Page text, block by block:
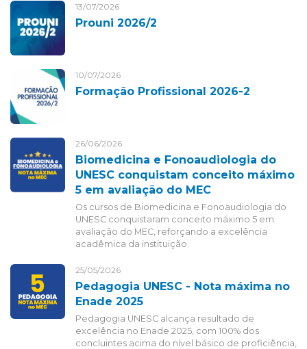
13/07/2026
Prouni 2026/2
10/07/2026
Formação Profissional 2026-2
26/06/2026
Biomedicina e Fonoaudiologia do
UNESC conquistam conceito máximo
5 em avaliação do MEC
Os cursos de Biomedicina e Fonoaudiologia do
UNESC conquistaram conceito máximo 5 em
avaliação do MEC, reforçando a excelência
acadêmica da instituição.
25/05/2026
Pedagogia UNESC - Nota máxima no
Enade 2025
Pedagogia UNESC alcança resultado de
excelência no Enade 2025, com 100% dos
concluintes acima do nível básico de proficiência,